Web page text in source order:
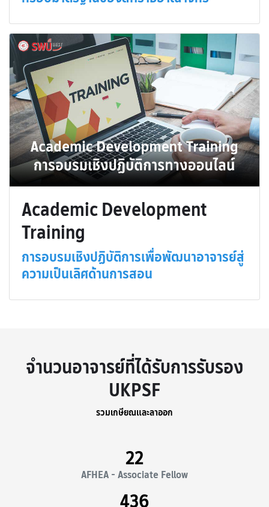
Academic Development
Training
การอบรมเชิงปฏิบัติการเพื่อพัฒนาอาจารย์สู่
ความเป็นเลิศด้านการสอน
จำนวนอาจารย์ที่ได้รับการรับรอง
UKPSF
รวมเกษียณและลาออก
22
AFHEA - Associate Fellow